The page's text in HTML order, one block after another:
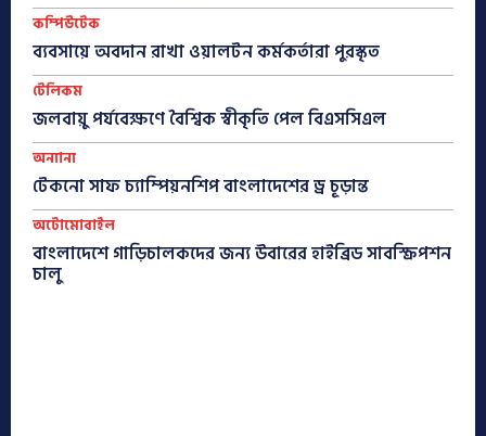
কম্পিউটেক
ব্যবসায়ে অবদান রাখা ওয়ালটন কর্মকর্তারা পুরস্কৃত
টেলিকম
জলবায়ু পর্যবেক্ষণে বৈশ্বিক স্বীকৃতি পেল বিএসসিএল
অন্যান্য
টেকনো সাফ চ্যাম্পিয়নশিপ বাংলাদেশের ড্র চূড়ান্ত
অটোমোবাইল
বাংলাদেশে গাড়িচালকদের জন্য উবারের হাইব্রিড সাবস্ক্রিপশন
চালু